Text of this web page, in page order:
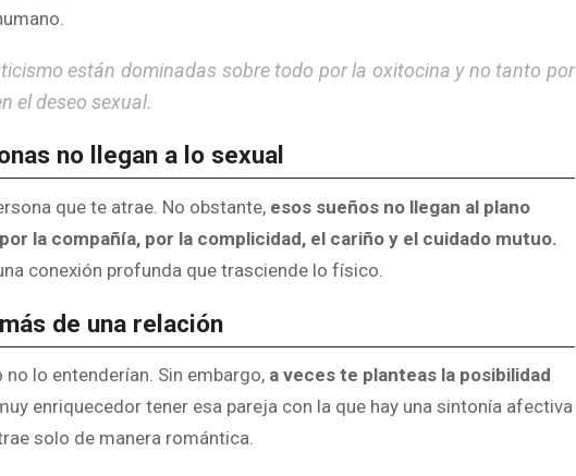
están dominadas sobre todo por la oxitocina y no tanto por
el deseo sexual.
no llegan a lo sexual
que te atrae. No obstante, esos sueños no llegan al plano
la compañía, por la complicidad, el cariño y el cuidado mutuo.
conexión profunda que trasciende lo físico.
de una relación
lo entenderían. Sin embargo, a veces te planteas la posibilidad
enriquecedor tener esa pareja con la que hay una sintonía afectiva
solo de manera romántica.